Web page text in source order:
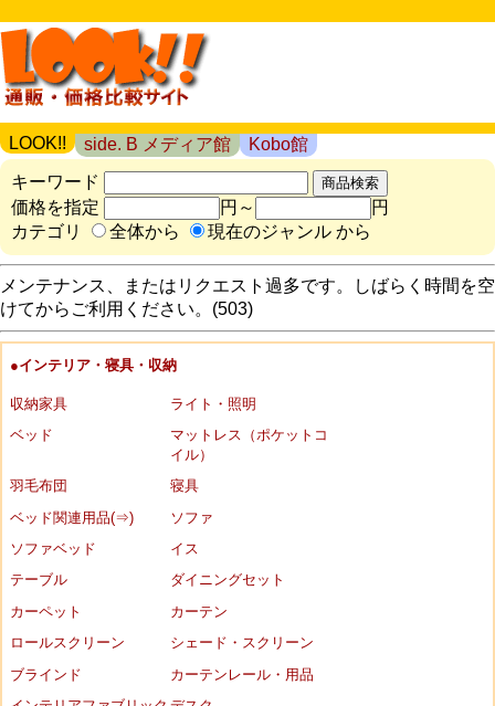
LOOK!! side. B メディア館
Kobo館
キーワード
価格を指定
円～
円
カテゴリ
全体から 現在のジャンル から
メンテナンス、またはリクエスト過多です。しばらく時間を空
けてからご利用ください。(503)
●インテリア・寝具・収納
収納家具
ライト・照明
ベッド
マットレス（ポケットコ
イル）
羽毛布団
寝具
ベッド関連用品(⇒)
ソファ
ソファベッド
イス
テーブル
ダイニングセット
カーペット
カーテン
ロールスクリーン
シェード・スクリーン
ブラインド
カーテンレール・用品